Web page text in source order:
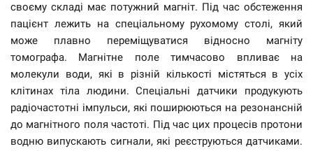
своєму складі має потужний магніт. Під час обстеження
пацієнт лежить на спеціальному рухомому столі, який
може плавно переміщуватися відносно магніту
томографа. Магнітне поле тимчасово впливає на
молекули води, які в різній кількості містяться в усіх
клітинах тіла людини. Спеціальні датчики продукують
радіочастотні імпульси, які поширюються на резонансній
до магнітного поля частоті. Під час цих процесів протони
водню випускають сигнали, які реєструються датчиками.